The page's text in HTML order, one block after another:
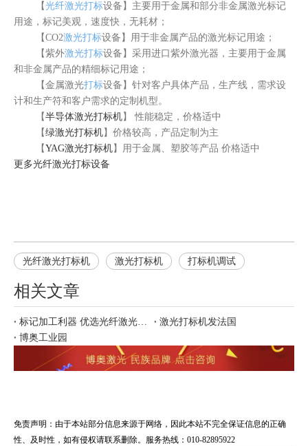
【 光纤激光打标设备】主要用于金属和部分非金属激光标记
用途，标记美观，速度快，无耗材；
【CO2激光打标设备】用于非金属产品的激光标记用途；
【紫外激光打标设备】采用进口紫外激光器，主要用于金属
和非金属产品的精细标记用途；
【金属激光打标设备】针对客户具体产品，生产线，需求设
计和生产符和客户需求的定制机型。
【 半导体激光打标机 】 性能稳定，价格适中
【 绿激光打标机 】价格较高，产品定制为主
【 YAG激光打标机 】用于金属、塑胶等产品 价格适中
更多光纤激光打标设备
光纤激光打标机 激光打标机 打标机调试
相关文章
标记加工利器 优选光纤激光打标
激光打标机发法国
博奥工业园
免责声明：由于本站部分信息来源于网络，因此本站不完全保证信息的正确
性、及时性，如有侵权请联系删除。服务热线：010-82895922